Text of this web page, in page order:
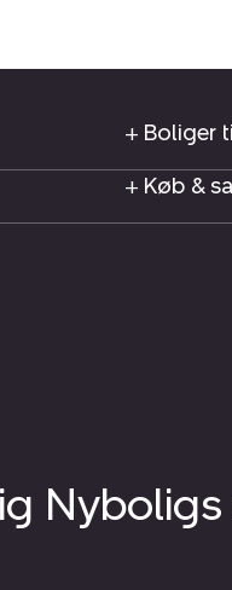
Boliger
Køb &